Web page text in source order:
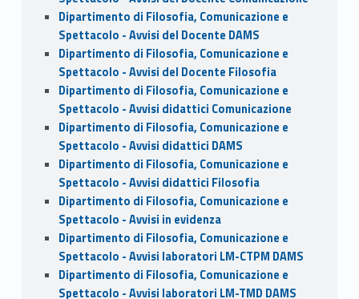
Dipartimento di Filosofia, Comunicazione e
Spettacolo - Avvisi del Docente DAMS
Dipartimento di Filosofia, Comunicazione e
Spettacolo - Avvisi del Docente Filosofia
Dipartimento di Filosofia, Comunicazione e
Spettacolo - Avvisi didattici Comunicazione
Dipartimento di Filosofia, Comunicazione e
Spettacolo - Avvisi didattici DAMS
Dipartimento di Filosofia, Comunicazione e
Spettacolo - Avvisi didattici Filosofia
Dipartimento di Filosofia, Comunicazione e
Spettacolo - Avvisi in evidenza
Dipartimento di Filosofia, Comunicazione e
Spettacolo - Avvisi laboratori LM-CTPM DAMS
Dipartimento di Filosofia, Comunicazione e
Spettacolo - Avvisi laboratori LM-TMD DAMS